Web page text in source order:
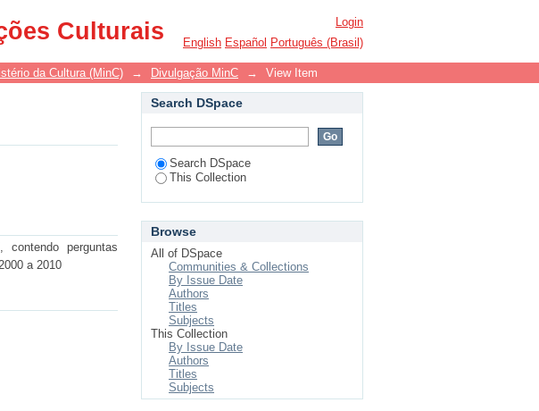
Culturais
Login
English Español Português (Brasil)
da Cultura (MinC) → Divulgação MinC → View Item
perguntas
a 2010
Search DSpace
Search DSpace
This Collection
Browse
All of DSpace
Communities & Collections
By Issue Date
Authors
Titles
Subjects
This Collection
By Issue Date
Authors
Titles
Subjects